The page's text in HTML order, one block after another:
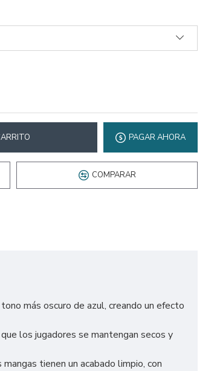
PAGAR AHORA
COMPARAR
más oscuro de azul, creando un efecto
los jugadores se mantengan secos y
tienen un acabado limpio, con